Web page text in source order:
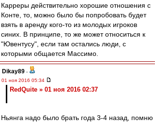
Карреры действительно хорошие отношения с
Конте, то, можно было бы попробовать будет
взять в аренду кого-то из молодых игроков
синих. В принципе, то же может относиться к
"Ювентусу", если там остались люди, с
которыми общается Массимо.
Dikay89 -
01 ноя 2016 05:34
RedQuite » 01 ноя 2016 02:37
Ньянга надо было брать года 3-4 назад, помню